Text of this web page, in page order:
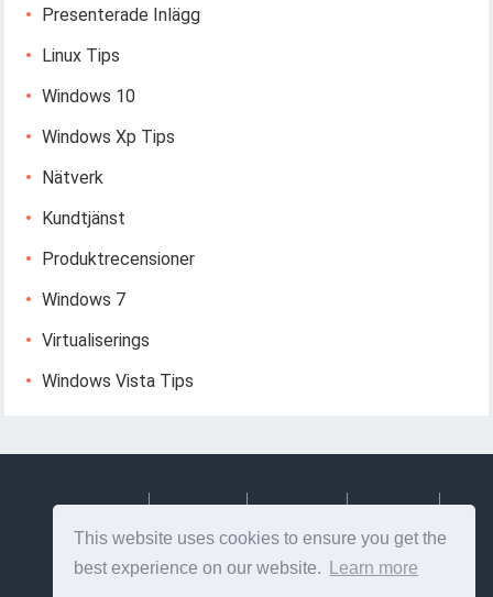
This website uses cookies to ensure you get the
best experience on our website.
Learn more
Presenterade Inlägg
Linux Tips
Windows 10
Windows Xp Tips
Nätverk
Kundtjänst
Produktrecensioner
Windows 7
Virtualiserings
Windows Vista Tips